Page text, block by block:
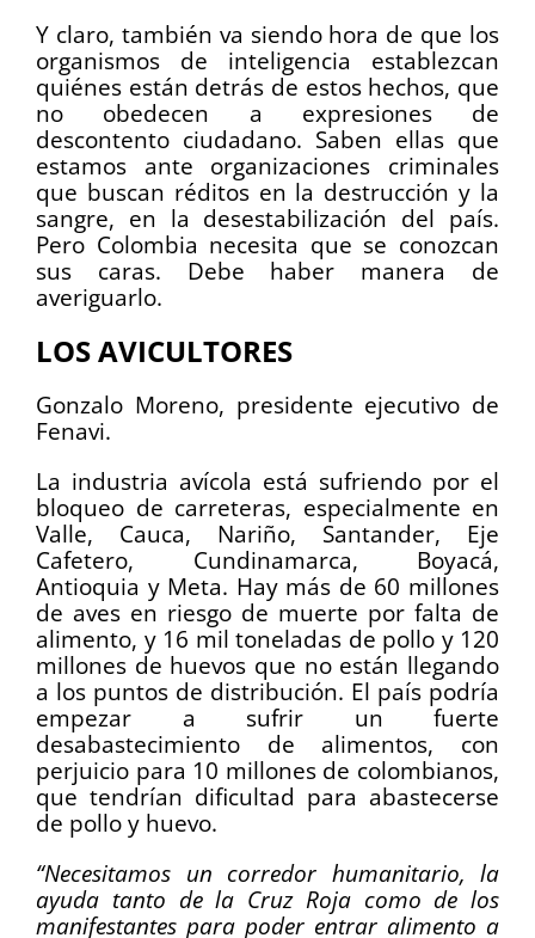
Y claro, también va siendo hora de que los
organismos de inteligencia establezcan
quiénes están detrás de estos hechos, que
no obedecen a expresiones de
descontento ciudadano. Saben ellas que
estamos ante organizaciones criminales
que buscan réditos en la destrucción y la
sangre, en la desestabilización del país.
Pero Colombia necesita que se conozcan
sus caras. Debe haber manera de
averiguarlo.
LOS AVICULTORES
Gonzalo Moreno, presidente ejecutivo de
Fenavi.
La industria avícola está sufriendo por el
bloqueo de carreteras, especialmente en
Valle, Cauca, Nariño, Santander, Eje
Cafetero, Cundinamarca, Boyacá,
Antioquia y Meta. Hay más de 60 millones
de aves en riesgo de muerte por falta de
alimento, y 16 mil toneladas de pollo y 120
millones de huevos que no están llegando
a los puntos de distribución. El país podría
empezar a sufrir un fuerte
desabastecimiento de alimentos, con
perjuicio para 10 millones de colombianos,
que tendrían dificultad para abastecerse
de pollo y huevo.
“Necesitamos un corredor humanitario, la
ayuda tanto de la Cruz Roja como de los
manifestantes para poder entrar alimento a